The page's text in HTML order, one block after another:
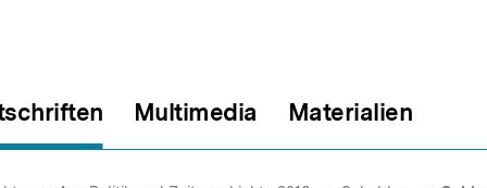
Multimedia Materialien